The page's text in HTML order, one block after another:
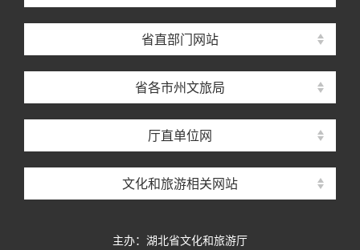
省直部门网站
省各市州文旅局
厅直单位网
文化和旅游相关网站
主办：湖北省文化和旅游厅